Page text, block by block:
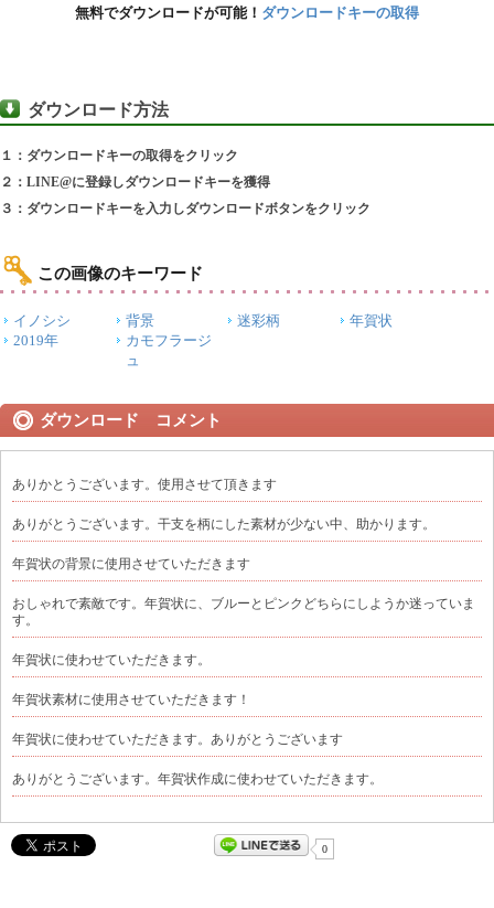
無料でダウンロードが可能！ ダウンロードキーの取得
ダウンロード方法
１：ダウンロードキーの取得をクリック
２：LINE@に登録しダウンロードキーを獲得
３：ダウンロードキーを入力しダウンロードボタンをクリック
この画像のキーワード
イノシシ 背景 迷彩柄
年賀状
2019年
カモフラージ
ュ
ダウンロード コメント
ありかとうございます。使用させて頂きます
ありがとうございます。干支を柄にした素材が少ない中、助かります。
年賀状の背景に使用させていただきます
おしゃれで素敵です。年賀状に、ブルーとピンクどちらにしようか迷っていま
す。
年賀状に使わせていただきます。
年賀状素材に使用させていただきます！
年賀状に使わせていただきます。ありがとうございます
ありがとうございます。年賀状作成に使わせていただきます。
0